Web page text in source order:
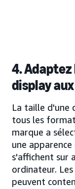
4.
display
La taille d'une
tous les
marque a
une
s'affichent sur
ordinateur.
peuvent